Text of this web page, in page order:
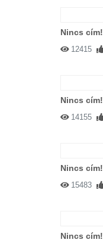
Nincs cím!
12415
Nincs cím!
14155
Nincs cím!
15483
Nincs cím!